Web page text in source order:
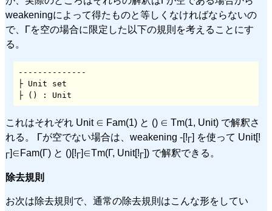
weakeningによって得たものと等しくなければならないの
で、Γを空の場合に限定した以下の規則を考えることにす
る。
--------------
├ Unit set
├ () : Unit
これはそれぞれ Unit ∈ Fam(1) と () ∈ Tm(1, Unit) で解釈さ
れる。 Γが空でない場合は、weakening -[! Γ] を使って Unit[!
Γ]∈Fam(Γ) と ()[! Γ]∈Tm(Γ, Unit[! Γ]) で解釈できる。
除去規則
お次は除去規則で、通常の除去規則はこんな形をしてい